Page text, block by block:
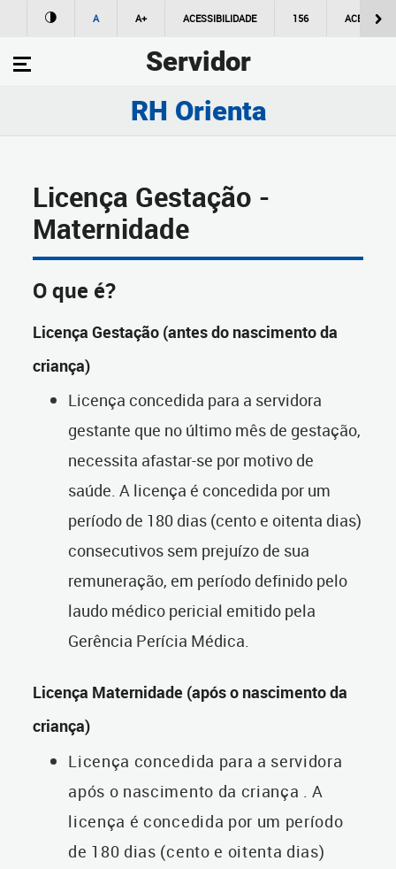
A A+ ACESSIBILIDADE 156 ACESSO À
Servidor
RH Orienta
Licença Gestação -
Maternidade
O que é?
Licença Gestação (antes do nascimento da
criança)
Licença concedida para a servidora
gestante que no último mês de gestação,
necessita afastar-se por motivo de
saúde. A licença é concedida por um
período de 180 dias (cento e oitenta dias)
consecutivos sem prejuízo de sua
remuneração, em período definido pelo
laudo médico pericial emitido pela
Gerência Perícia Médica.
Licença Maternidade (após o nascimento da
criança)
Licença concedida para a servidora
após o nascimento da criança . A
licença é concedida por um período
de 180 dias (cento e oitenta dias)